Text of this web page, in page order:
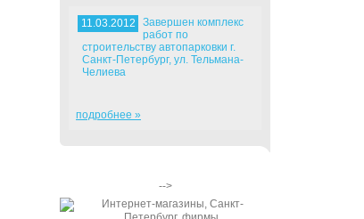
11.03.2012
Завершен комплекс
работ по
строительству автопарковки г.
Санкт-Петербург, ул. Тельмана-
Челиева
подробнее »
-->